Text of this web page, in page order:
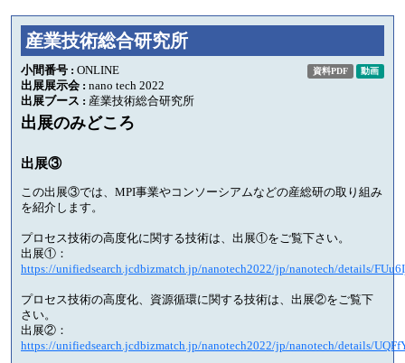
産業技術総合研究所
資料PDF 動画
小間番号 : ONLINE
出展展示会 : nano tech 2022
出展ブース : 産業技術総合研究所
出展のみどころ
出展③
この出展③では、MPI事業やコンソーシアムなどの産総研の取り組み
を紹介します。
プロセス技術の高度化に関する技術は、出展①をご覧下さい。
出展①：
https://unifiedsearch.jcdbizmatch.jp/nanotech2022/jp/nanotech/details/
プロセス技術の高度化、資源循環に関する技術は、出展②をご覧下
さい。
出展②：
https://unifiedsearch.jcdbizmatch.jp/nanotech2022/jp/nanotech/details/